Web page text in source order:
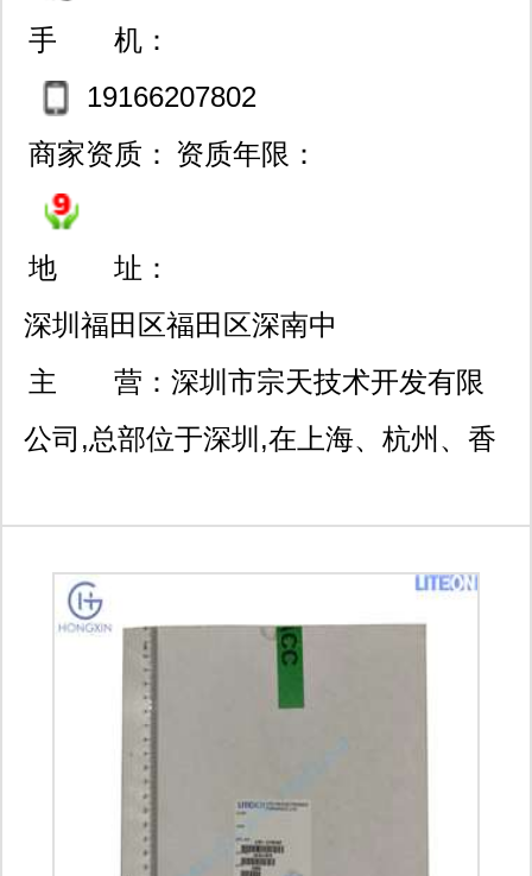
手 机：
19166207802
商家资质： 资质年限：
地 址：
深圳福田区福田区深南中
路3007号国际科技大厦250
2
主 营： 深圳市宗天技术开发有限
公司,总部位于深圳,在上海、杭州、香
品、计算机软硬件、机械设备、工业自
动化设备、智能机器人、智能家居设备
软硬件、通讯设备软硬件、物联网电子
软硬件、电子元器件、机电产品软硬
件、环保节能产品的研发、技术咨询、